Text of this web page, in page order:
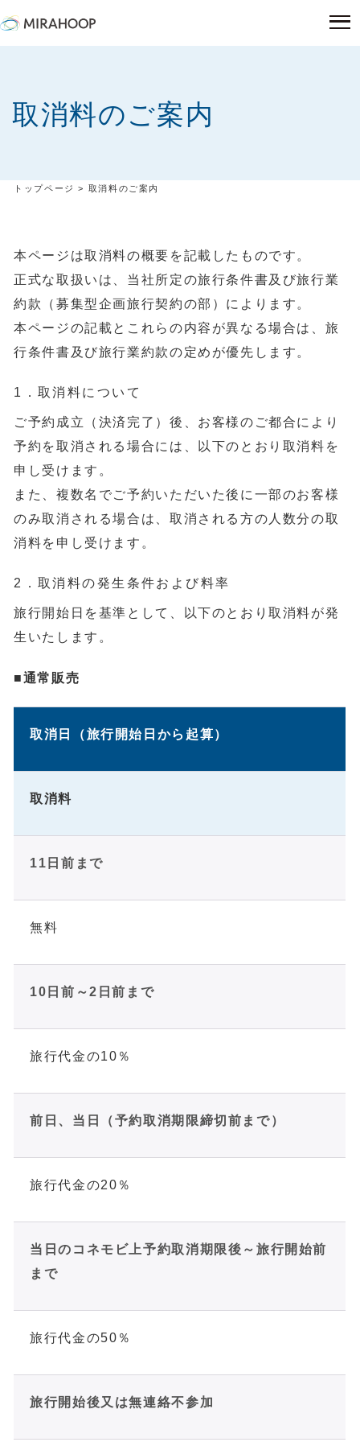
取消料のご案内
トップページ > 取消料のご案内
本ページは取消料の概要を記載したものです。
正式な取扱いは、当社所定の旅行条件書及び旅行業
約款（募集型企画旅行契約の部）によります。
本ページの記載とこれらの内容が異なる場合は、旅
行条件書及び旅行業約款の定めが優先します。
1．取消料について
ご予約成立（決済完了）後、お客様のご都合により
予約を取消される場合には、以下のとおり取消料を
申し受けます。
また、複数名でご予約いただいた後に一部のお客様
のみ取消される場合は、取消される方の人数分の取
消料を申し受けます。
2．取消料の発生条件および料率
旅行開始日を基準として、以下のとおり取消料が発
生いたします。
■通常販売
取消日（旅行開始日から起算）
取消料
11日前まで
無料
10日前～2日前まで
旅行代金の10％
前日、当日（予約取消期限締切前まで）
旅行代金の20％
当日のコネモビ上予約取消期限後～旅行開始前
まで
旅行代金の50％
旅行開始後又は無連絡不参加